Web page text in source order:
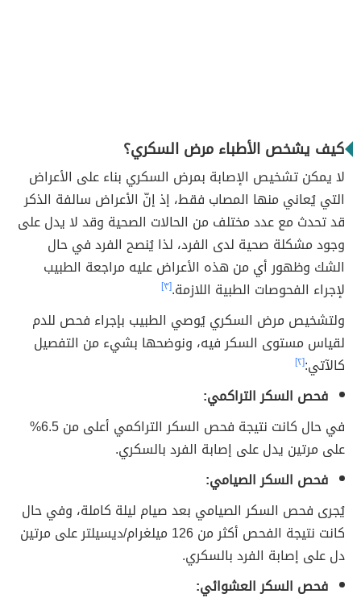
كيف يشخص الأطباء مرض السكري؟
لا يمكن تشخيص الإصابة بمرض السكري بناء على الأعراض
التي يُعاني منها المصاب فقط، إذ إنّ الأعراض سالفة الذكر
قد تحدث مع عدد مختلف من الحالات الصحية وقد لا يدل على
وجود مشكلة صحية لدى الفرد، لذا يُنصح الفرد في حال
الشك وظهور أي من هذه الأعراض عليه مراجعة الطبيب
لإجراء الفحوصات الطبية اللازمة.[٣]
ولتشخيص مرض السكري يُوصي الطبيب بإجراء فحص للدم
لقياس مستوى السكر فيه، ونوضحها بشيء من التفصيل
كالآتي:[٢]
فحص السكر التراكمي:
في حال كانت نتيجة فحص السكر التراكمي أعلى من 6.5%
على مرتين يدل على إصابة الفرد بالسكري.
فحص السكر الصيامي:
يُجرى فحص السكر الصيامي بعد صيام ليلة كاملة، وفي حال
كانت نتيجة الفحص أكثر من 126 ميلغرام/ديسيلتر على مرتين
دل على إصابة الفرد بالسكري.
فحص السكر العشوائي: